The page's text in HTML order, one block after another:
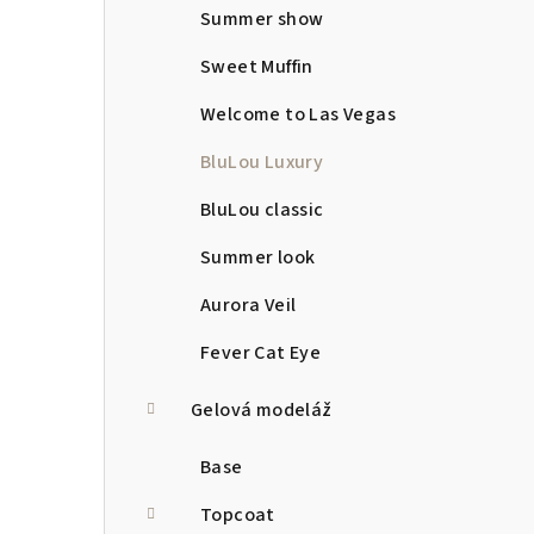
Summer show
Sweet Muffin
Welcome to Las Vegas
BluLou Luxury
BluLou classic
Summer look
Aurora Veil
Fever Cat Eye
Gelová modeláž
Base
Topcoat